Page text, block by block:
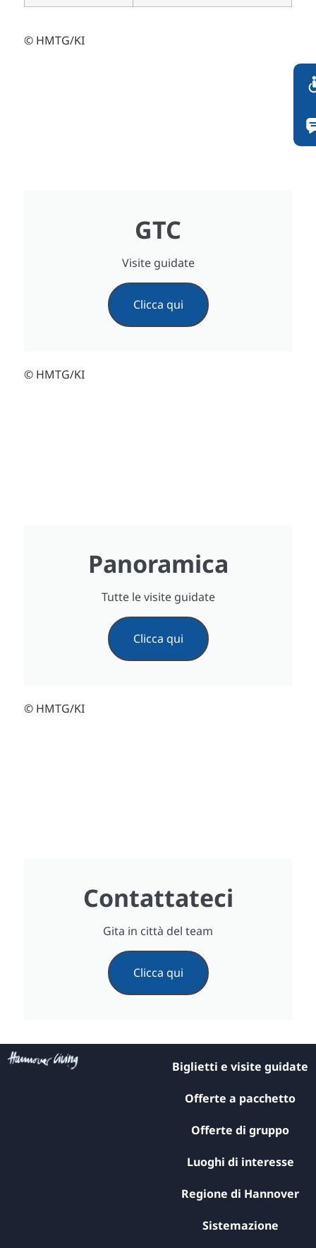
© HMTG/KI
GTC
Visite guidate
Clicca qui
© HMTG/KI
Panoramica
Tutte le visite guidate
Clicca qui
© HMTG/KI
Contattateci
Gita in città del team
Clicca qui
Biglietti e visite guidate
Offerte a pacchetto
Offerte di gruppo
Luoghi di interesse
Regione di Hannover
Sistemazione